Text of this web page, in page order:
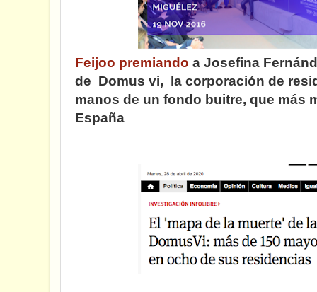
Feijoo premiando a Josefina
de Domus vi, la corporación de
manos de un fondo buitre, que más
España